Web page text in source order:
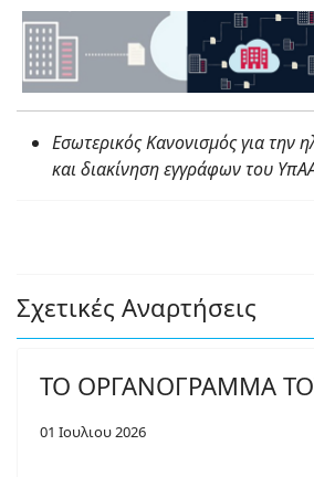
Εσωτερικός Κανονισµός για την
και διακίνηση εγγράφων του
Σχετικές Αναρτήσεις
ΤΟ ΟΡΓΑΝΟΓΡΑΜΜΑ
01 Ιουλιου 2026